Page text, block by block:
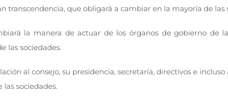
transcendencia, que obligará a cambiar en la mayoría de las
la manera de actuar de los órganos de gobierno de
las sociedades.
al consejo, su presidencia, secretaría, directivos e
las sociedades.